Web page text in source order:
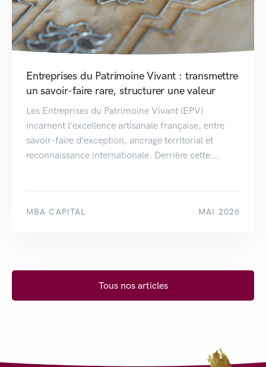
Entreprises du Patrimoine Vivant : transmettre
un savoir-faire rare, structurer une valeur
Les Entreprises du Patrimoine Vivant (EPV)
incarnent l’excellence artisanale française, entre
savoir-faire d’exception, ancrage territorial et
reconnaissance internationale. Derrière cette...
MBA CAPITAL MAI 2026
Tous nos articles